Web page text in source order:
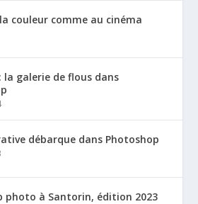
la couleur comme au cinéma
la galerie de flous dans
débarque dans Photoshop
photo à Santorin, édition 2023